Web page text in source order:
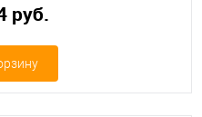
руб.